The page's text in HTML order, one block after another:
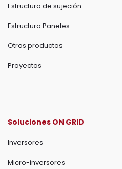
Estructura de sujeción
Estructura Paneles
Otros productos
Proyectos
Soluciones ON GRID
Inversores
Micro-inversores